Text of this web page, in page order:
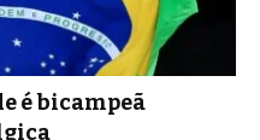
é bicampeã